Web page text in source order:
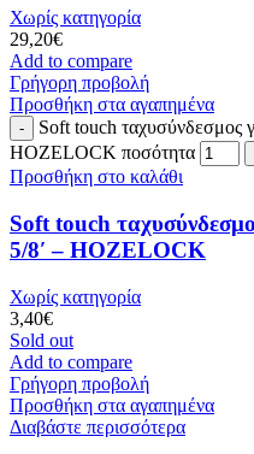
Χωρίς κατηγορία
29,20€
Add to compare
Γρήγορη προβολή
Προσθήκη στα αγαπημένα
Soft touch ταχυσύνδεσμος
HOZELOCK ποσότητα
Προσθήκη στο καλάθι
Soft touch
5/8′ – HOZELOCK
Χωρίς κατηγορία
3,40€
Sold out
Add to compare
Γρήγορη προβολή
Προσθήκη στα αγαπημένα
Διαβάστε περισσότερα